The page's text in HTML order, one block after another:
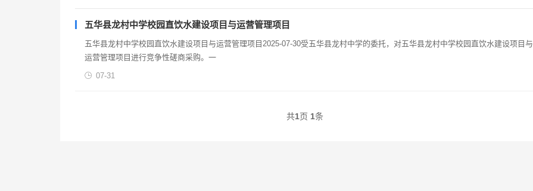
五华县龙村中学校园直饮水建设项目与运营管理项目
五华县龙村中学校园直饮水建设项目与运营管理项目2025-07-30受五华县龙村中学的委托，对五华县龙村中学校园直饮水建设项目与
运营管理项目进行竞争性磋商采购。一
07-31
共1页 1条